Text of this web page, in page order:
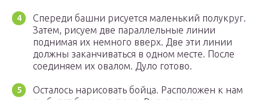
Спереди башни рисуется маленький полукруг.
Затем, рисуем две параллельные линии
поднимая их немного вверх. Две эти линии
должны заканчиваться в одном месте. После
соединяем их овалом. Дуло готово.
Осталось нарисовать бойца. Расположен к нам